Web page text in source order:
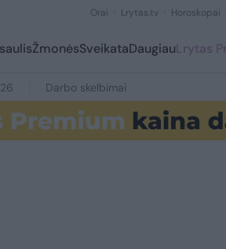
Orai Lrytas.tv Horoskopai
ŽmonėsSveikataDaugiauLrytas
Darbo skelbimai